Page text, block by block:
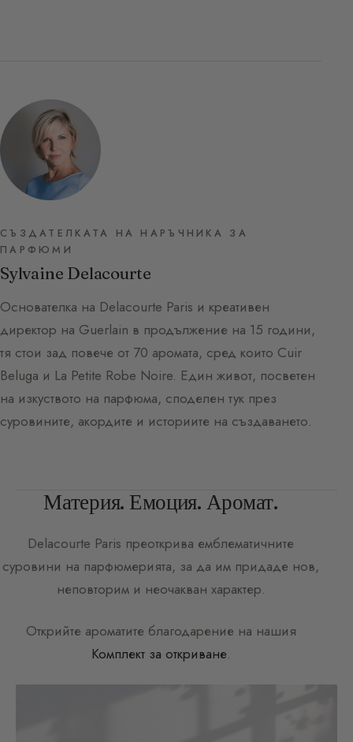
СЪЗДАТЕЛКАТА НА НАРЪЧНИКА ЗА
ПАРФЮМИ
Sylvaine Delacourte
Основателка на Delacourte Paris и креативен
директор на Guerlain в продължение на 15 години,
тя стои зад повече от 70 аромата, сред които Cuir
Beluga и La Petite Robe Noire. Един живот, посветен
на изкуството на парфюма, споделен тук през
суровините, акордите и историите на създаването.
Материя. Емоция. Аромат.
Delacourte Paris преоткрива емблематичните
суровини на парфюмерията, за да им придаде нов,
неповторим и неочакван характер.
Открийте ароматите благодарение на нашия
Комплект за откриване.